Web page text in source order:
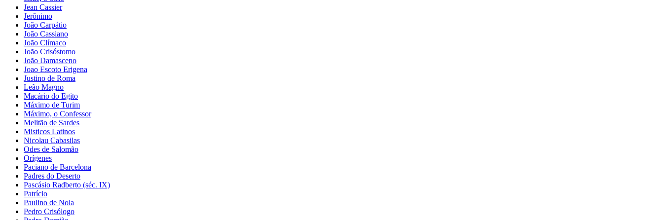
Jean Cassier
Jerônimo
João Carpátio
João Cassiano
João Clímaco
João Crisóstomo
João Damasceno
Joao Escoto Erigena
Justino de Roma
Leão Magno
Macário do Egito
Máximo de Turim
Máximo, o Confessor
Melitão de Sardes
Misticos Latinos
Nicolau Cabasilas
Odes de Salomão
Orígenes
Paciano de Barcelona
Padres do Deserto
Pascásio Radberto (séc. IX)
Patrício
Paulino de Nola
Pedro Crisólogo